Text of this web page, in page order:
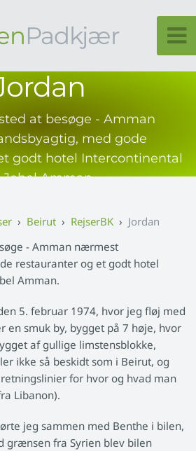
Padkjær
at besøge - Amman
med gode
godt hotel Intercontinental
Jebel Amman.
Beirut RejserBK
Jordan
- Amman nærmest
restauranter og et godt hotel
Amman.
5. februar 1974, hvor jeg fløj med
en smuk by, bygget på 7 høje, hvor
af gullige limstensblokke,
ikke så beskidt som i Beirut, og
for hvor og hvad man
Libanon).
jeg sammen med Benthe i bilen,
grænsen fra Syrien blev bilen